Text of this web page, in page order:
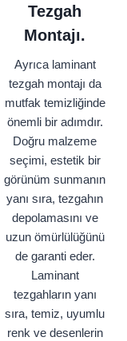
Tezgah
Montajı.
Ayrıca laminant
tezgah montajı da
mutfak temizliğinde
önemli bir adımdır.
Doğru malzeme
seçimi, estetik bir
görünüm sunmanın
yanı sıra, tezgahın
depolamasını ve
uzun ömürlülüğünü
de garanti eder.
Laminant
tezgahların yanı
sıra, temiz, uyumlu
renk ve desenlerin